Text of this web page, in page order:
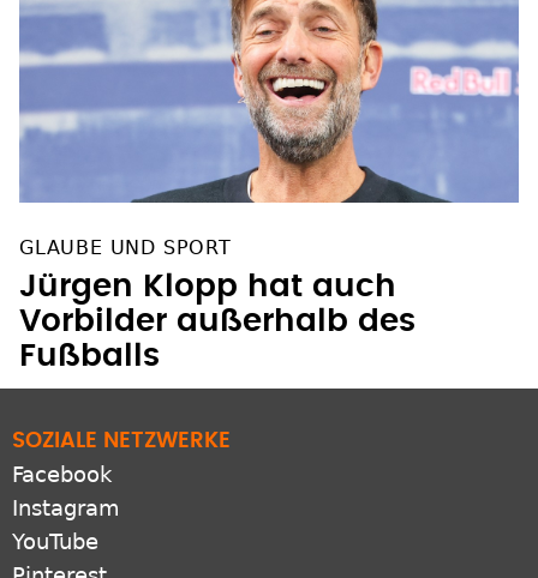
GLAUBE UND SPORT
Jürgen Klopp hat auch
Vorbilder außerhalb des
SOZIALE NETZWERKE
Facebook
Instagram
YouTube